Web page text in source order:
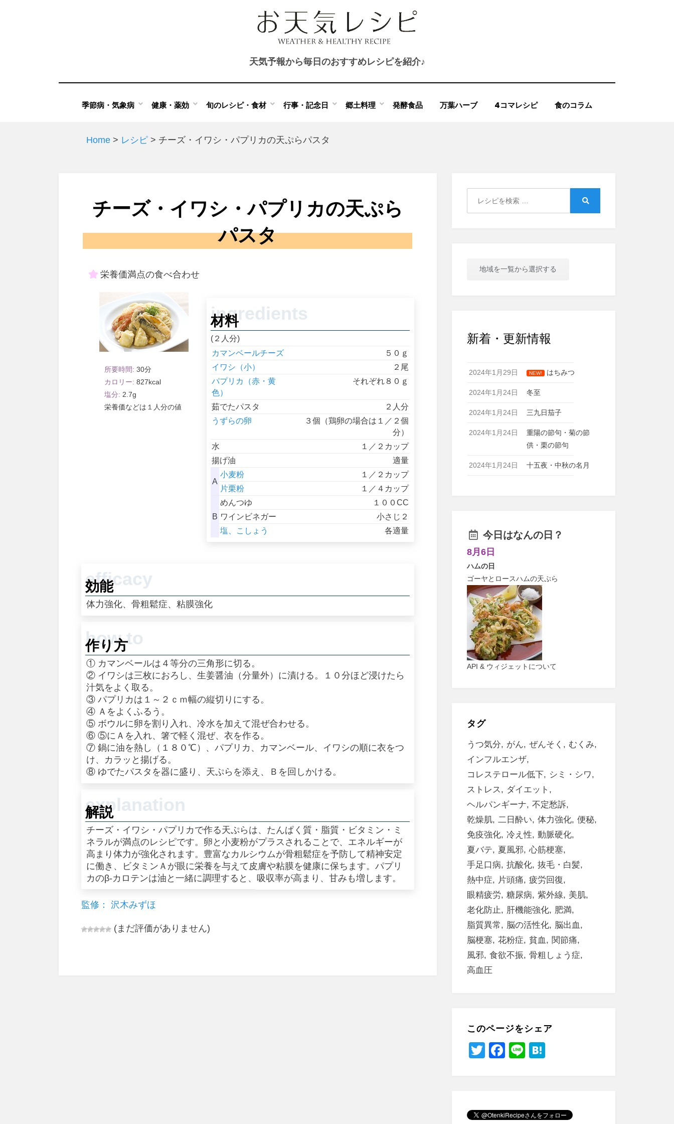
天気予報から毎日のおすすめレシピを紹介♪
季節病・気象病 健康・薬効 旬のレシピ・食材 行事・記念日 郷土料理 発酵食品 万葉ハーブ 4コマレシピ 食のコラム
Home > レシピ > チーズ・イワシ・パプリカの天ぷらパスタ
チーズ・イワシ・パプリカの天ぷら
パスタ
栄養価満点の食べ合わせ
30
827
2.7
１人分
材料
(２人分)
カマンベールチーズ
５０ｇ
イワシ（小）
２尾
パプリカ（赤・黄
色）
それぞれ８０ｇ
茹でたパスタ
２人分
うずらの卵
３個（鶏卵の場合は１／２個
分）
水
１／２カップ
揚げ油
適量
A
小麦粉
１／２カップ
片栗粉
１／４カップ
B
めんつゆ
１００CC
ワインビネガー
小さじ２
塩、こしょう
各適量
効能
体力強化、骨粗鬆症、粘膜強化
作り方
① カマンベールは４等分の三角形に切る。
② イワシは三枚におろし、生姜醤油（分量外）に漬ける。１０分ほど浸けたら
汁気をよく取る。
③ パプリカは１～２ｃｍ幅の縦切りにする。
④ Ａをよくふるう。
⑤ ボウルに卵を割り入れ、冷水を加えて混ぜ合わせる。
⑥ ⑤にＡを入れ、箸で軽く混ぜ、衣を作る。
⑦ 鍋に油を熱し（１８０℃）、パプリカ、カマンベール、イワシの順に衣をつ
け、カラッと揚げる。
⑧ ゆでたパスタを器に盛り、天ぷらを添え、Ｂを回しかける。
解説
チーズ・イワシ・パプリカで作る天ぷらは、たんぱく質・脂質・ビタミン・ミ
ネラルが満点のレシピです。卵と小麦粉がプラスされることで、エネルギーが
高まり体力が強化されます。豊富なカルシウムが骨粗鬆症を予防して精神安定
に働き、ビタミンＡが眼に栄養を与えて皮膚や粘膜を健康に保ちます。パプリ
カのβ-カロテンは油と一緒に調理すると、吸収率が高まり、甘みも増します。
監修： 沢木みずほ
(まだ評価がありません)
地域を一覧から選択する
新着・更新情報
2024年1月29日 NEW! はちみつ
2024年1月24日 冬至
2024年1月24日 三九日茄子
2024年1月24日
重陽の節句・菊の節
供・栗の節句
2024年1月24日 十五夜・中秋の名月
今日はなんの日？
8月6日
ハムの日
ゴーヤとロースハムの天ぷら
API & ウィジェットについて
タグ
うつ気分 がん ぜんそく
むくみ
インフルエンザ
コレステロール低下
シミ・シワ
ストレス
ダイエット
ヘルパンギーナ
不定愁訴
乾燥肌 二日酔い 体力強化 便秘
免疫強化 冷え性
動脈硬化
夏バテ
夏風邪
心筋梗塞
手足口病
抗酸化 抜毛・白髪
熱中症
片頭痛
疲労回復
眼精疲労
糖尿病 紫外線
美肌
老化防止
肝機能強化
肥満
脂質異常
脳の活性化
脳出血
脳梗塞
花粉症 貧血
関節痛
風邪
食欲不振
骨粗しょう症
高血圧
このページをシェア
T
F
b
Li
a